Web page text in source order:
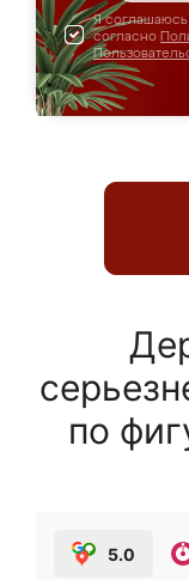
Я соглашаюсь
согласно
по
5.0